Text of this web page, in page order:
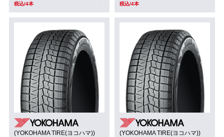
税込/4本 税込/4本
(YOKOHAMA TIRE(ヨコハマ)) (YOKOHAMA TIRE(ヨコハマ))